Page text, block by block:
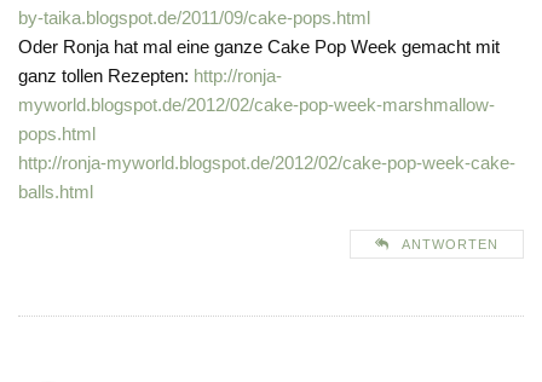
by-taika.blogspot.de/2011/09/cake-pops.html
Oder Ronja hat mal eine ganze Cake Pop Week gemacht mit
ganz tollen Rezepten: http://ronja-
myworld.blogspot.de/2012/02/cake-pop-week-marshmallow-
pops.html
http://ronja-myworld.blogspot.de/2012/02/cake-pop-week-cake-
balls.html
ANTWORTEN